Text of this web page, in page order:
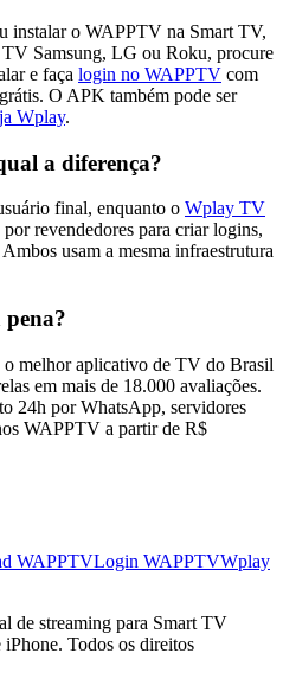
instalar o WAPPTV na Smart TV,
Samsung, LG ou Roku, procure
e faça login no WAPPTV com
O APK também pode ser
Wplay.
a diferença?
final, enquanto o Wplay TV
revendedores para criar logins,
usam a mesma infraestrutura
melhor aplicativo de TV do Brasil
em mais de 18.000 avaliações.
24h por WhatsApp, servidores
WAPPTV a partir de R$
WAPPTVLogin WAPPTVWplay
streaming para Smart TV
Todos os direitos